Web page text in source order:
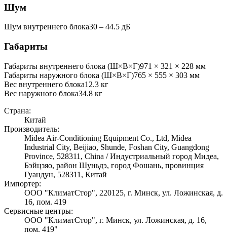
Шум
Шум внутреннего блока30 ‒ 44.5 дБ
Габариты
Габариты внутреннего блока (Ш×В×Г)971 × 321 × 228 мм
Габариты наружного блока (Ш×В×Г)765 × 555 × 303 мм
Вес внутреннего блока12.3 кг
Вес наружного блока34.8 кг
Страна:
Китай
Производитель:
Midea Air-Conditioning Equipment Co., Ltd, Midea
Industrial City, Beijiao, Shunde, Foshan City, Guangdong
Province, 528311, China / Индустриальный город Мидеа,
Бэйцзяо, район Шуньдэ, город Фошань, провинция
Гуандун, 528311, Китай
Импортер:
ООО "КлиматСтор", 220125, г. Минск, ул. Ложинская, д.
16, пом. 419
Сервисные центры:
ООО "КлиматСтор", г. Минск, ул. Ложинская, д. 16,
пом. 419"